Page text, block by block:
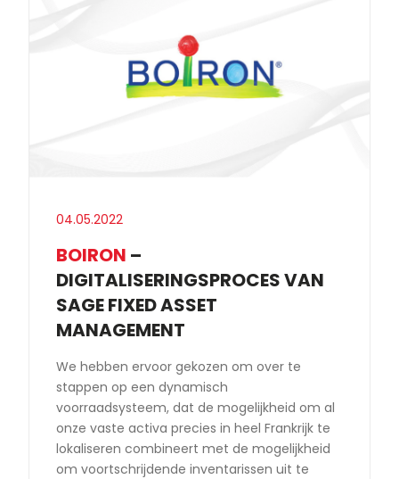
04.05.2022
BOIRON –
DIGITALISERINGSPROCES VAN
SAGE FIXED ASSET
MANAGEMENT
We hebben ervoor gekozen om over te
stappen op een dynamisch
voorraadsysteem, dat de mogelijkheid om al
onze vaste activa precies in heel Frankrijk te
lokaliseren combineert met de mogelijkheid
om voortschrijdende inventarissen uit te